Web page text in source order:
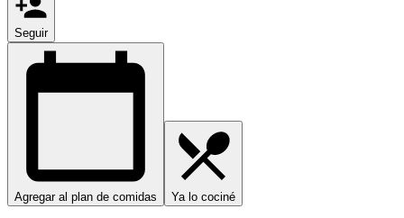
Seguir
Agregar al plan de comidas Ya lo cociné